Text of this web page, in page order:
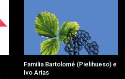
Familia Bartolomé (Pielihueso) e
Ivo Arias